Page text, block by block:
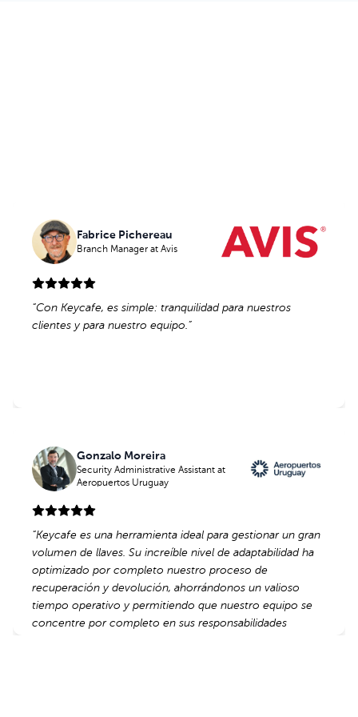
Fabrice Pichereau
Branch Manager at Avis
“Con Keycafe, es simple: tranquilidad para nuestros
clientes y para nuestro equipo.”
Fabrice Pichereau
Branch Manager at Avis
“Con Keycafe, es simple: tranquilidad para nuestros
clientes y para nuestro equipo.”
Gonzalo Moreira
Security Administrative Assistant at
Aeropuertos Uruguay
“Keycafe es una herramienta ideal para gestionar un gran
volumen de llaves. Su increíble nivel de adaptabilidad ha
optimizado por completo nuestro proceso de
recuperación y devolución, ahorrándonos un valioso
tiempo operativo y permitiendo que nuestro equipo se
concentre por completo en sus responsabilidades
Gonzalo Moreira
Security Administrative Assistant at
Aeropuertos Uruguay
“Keycafe es una herramienta ideal para gestionar un gran
volumen de llaves. Su increíble nivel de adaptabilidad ha
optimizado por completo nuestro proceso de
recuperación y devolución, ahorrándonos un valioso
tiempo operativo y permitiendo que nuestro equipo se
concentre por completo en sus responsabilidades